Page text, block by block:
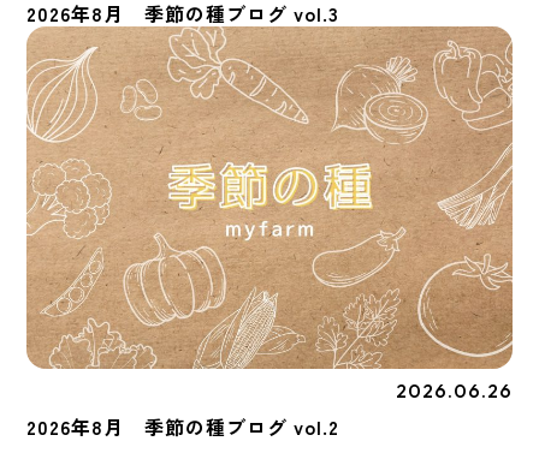
2026年8月 季節の種ブログ vol.3
2026.06.26
2026年8月 季節の種ブログ vol.2